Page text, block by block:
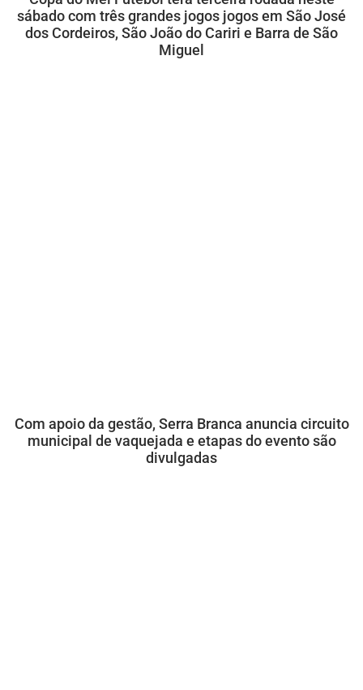
sábado com três grandes jogos jogos em São José
dos Cordeiros, São João do Cariri e Barra de São
Miguel
Com apoio da gestão, Serra Branca anuncia circuito
municipal de vaquejada e etapas do evento são
divulgadas